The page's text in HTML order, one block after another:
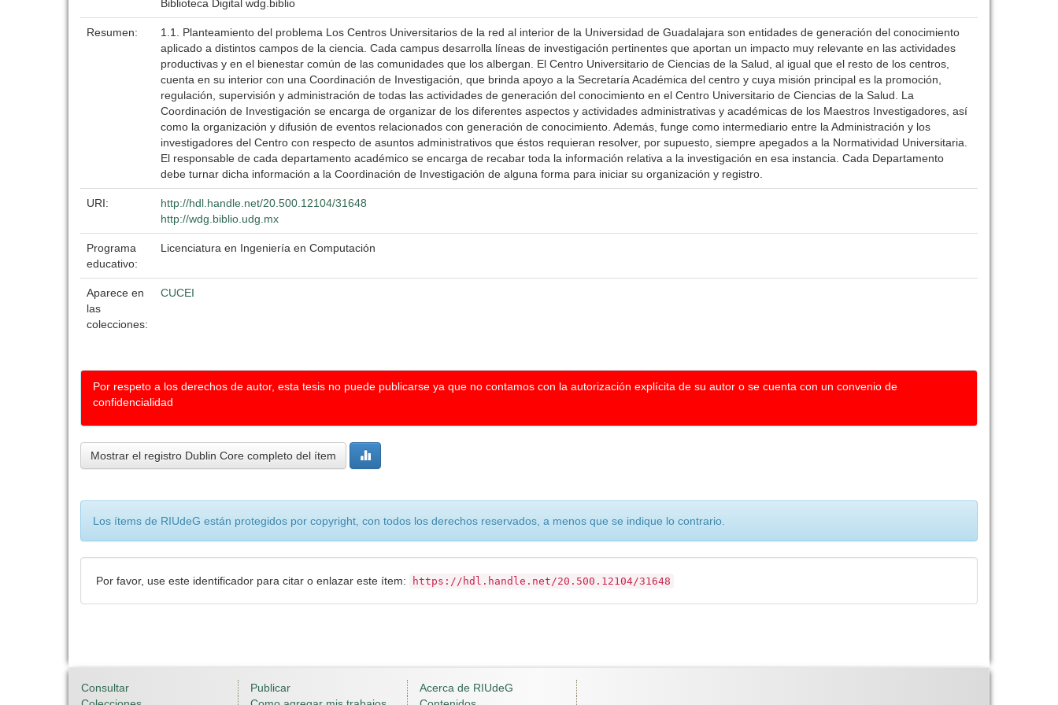
Biblioteca Digital wdg.biblio
Resumen:
1.1. Planteamiento del problema Los Centros Universitarios de la red al interior de la Universidad de Guadalajara son entidades de generación del conocimiento
aplicado a distintos campos de la ciencia. Cada campus desarrolla líneas de investigación pertinentes que aportan un impacto muy relevante en las actividades
productivas y en el bienestar común de las comunidades que los albergan. El Centro Universitario de Ciencias de la Salud, al igual que el resto de los centros,
cuenta en su interior con una Coordinación de Investigación, que brinda apoyo a la Secretaría Académica del centro y cuya misión principal es la promoción,
regulación, supervisión y administración de todas las actividades de generación del conocimiento en el Centro Universitario de Ciencias de la Salud. La
Coordinación de Investigación se encarga de organizar de los diferentes aspectos y actividades administrativas y académicas de los Maestros Investigadores, así
como la organización y difusión de eventos relacionados con generación de conocimiento. Además, funge como intermediario entre la Administración y los
investigadores del Centro con respecto de asuntos administrativos que éstos requieran resolver, por supuesto, siempre apegados a la Normatividad Universitaria.
El responsable de cada departamento académico se encarga de recabar toda la información relativa a la investigación en esa instancia. Cada Departamento
debe turnar dicha información a la Coordinación de Investigación de alguna forma para iniciar su organización y registro.
URI:
http://hdl.handle.net/20.500.12104/31648
http://wdg.biblio.udg.mx
Programa
educativo:
Licenciatura en Ingeniería en Computación
Aparece en
las
colecciones:
CUCEI
Por respeto a los derechos de autor, esta tesis no puede publicarse ya que no contamos con la autorización explícita de su autor o se cuenta con un convenio de
confidencialidad
Mostrar el registro Dublin Core completo del ítem
Los ítems de RIUdeG están protegidos por copyright, con todos los derechos reservados, a menos que se indique lo contrario.
Por favor, use este identificador para citar o enlazar este ítem: https://hdl.handle.net/20.500.12104/31648
Consultar
Publicar
Acerca de RIUdeG